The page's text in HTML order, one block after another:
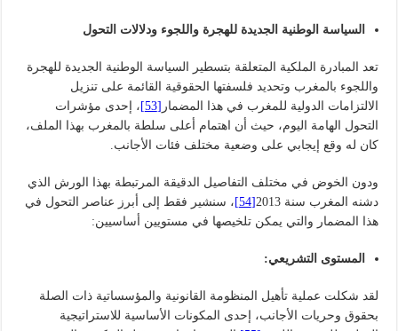
السياسة الوطنية الجديدة للهجرة واللجوء ودلالات التحول
تعد المبادرة الملكية المتعلقة بتسطير السياسة الوطنية الجديدة للهجرة
واللجوء بالمغرب وتحديد فلسفتها الحقوقية القائمة على تنزيل
الالتزامات الدولية للمغرب في هذا المضمار [53]
، إحدى مؤشرات
التحول الهامة اليوم، حيث أن اهتمام أعلى سلطة بالمغرب بهذا الملف،
كان له وقع إيجابي على وضعية مختلف فئات الأجانب.
ودون الخوض في مختلف التفاصيل الدقيقة المرتبطة بهذا الورش الذي
دشنه المغرب سنة 2013
[54]
، سنشير فقط إلى أبرز عناصر التحول في
هذا المضمار والتي يمكن تلخيصها في مستويين أساسيين:
المستوى التشريعي:
لقد شكلت عملية تأهيل المنظومة القانونية والمؤسساتية ذات الصلة
بحقوق وحريات الأجانب، إحدى المكونات الأساسية للاستراتيجية